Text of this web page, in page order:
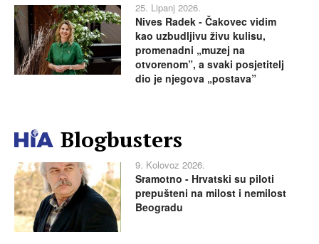
25. Lipanj 2026.
Nives Radek - Čakovec vidim
kao uzbudljivu živu kulisu,
promenadni „muzej na
otvorenom”, a svaki posjetitelj
dio je njegova „postava”
Blogbusters
9. Kolovoz 2026.
Sramotno - Hrvatski su piloti
prepušteni na milost i nemilost
Beogradu